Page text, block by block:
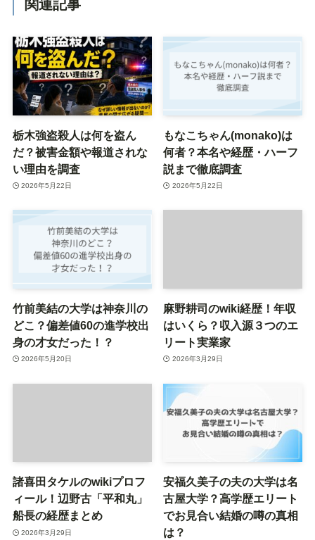
関連記事
栃木強盗殺人は何を盗ん
だ？被害金額や報道されな
い理由を調査
2026年5月22日
もなこちゃん(monako)は
何者？本名や経歴・ハーフ
説まで徹底調査
2026年5月22日
竹前美結の大学は神奈川の
どこ？偏差値60の進学校出
身の才女だった！？
2026年5月20日
麻野耕司のwiki経歴！年収
はいくら？収入源３つのエ
リート実業家
2026年3月29日
諸喜田タケルのwikiプロフ
ィール！辺野古「平和丸」
船長の経歴まとめ
2026年3月29日
安福久美子の夫の大学は名
古屋大学？高学歴エリート
でお見合い結婚の噂の真相
は？